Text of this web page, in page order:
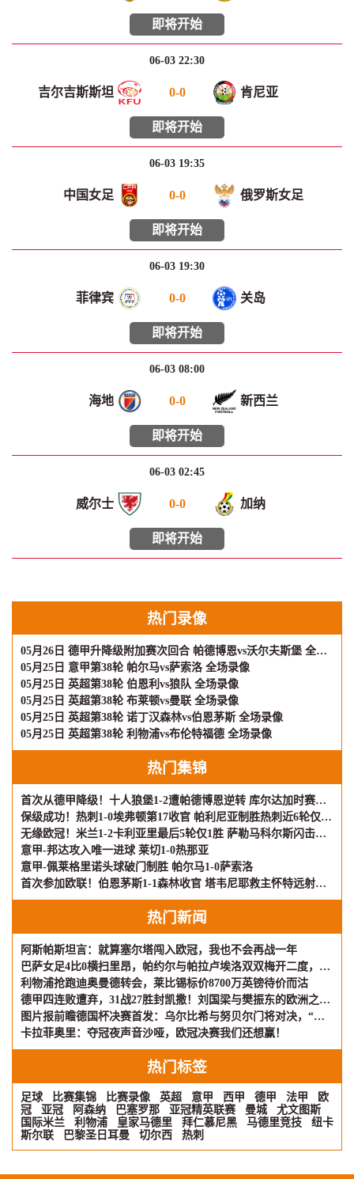
即将开始
06-03 22:30
吉尔吉斯斯坦 0-0 肯尼亚
即将开始
06-03 19:35
中国女足 0-0 俄罗斯女足
即将开始
06-03 19:30
菲律宾 0-0 关岛
即将开始
06-03 08:00
海地 0-0 新西兰
即将开始
06-03 02:45
威尔士 0-0 加纳
即将开始
热门录像
05月26日 德甲升降级附加赛次回合 帕德博恩vs沃尔夫斯堡 全场录像
05月25日 意甲第38轮 帕尔马vs萨索洛 全场录像
05月25日 英超第38轮 伯恩利vs狼队 全场录像
05月25日 英超第38轮 布莱顿vs曼联 全场录像
05月25日 英超第38轮 诺丁汉森林vs伯恩茅斯 全场录像
05月25日 英超第38轮 利物浦vs布伦特福德 全场录像
热门集锦
首次从德甲降级！十人狼堡1-2遭帕德博恩逆转 库尔达加时赛制胜
保级成功！热刺1-0埃弗顿第17收官 帕利尼亚制胜热刺近6轮仅1负
无缘欧冠！米兰1-2卡利亚里最后5轮仅1胜 萨勒马科尔斯闪击难救主
意甲-邦达攻入唯一进球 莱切1-0热那亚
意甲-佩莱格里诺头球破门制胜 帕尔马1-0萨索洛
首次参加欧联！伯恩茅斯1-1森林收官 塔韦尼耶救主怀特远射破门
热门新闻
阿斯帕斯坦言：就算塞尔塔闯入欧冠，我也不会再战一年
巴萨女足4比0横扫里昂，帕约尔与帕拉卢埃洛双双梅开二度，重夺欧冠
利物浦抢跑迪奥曼德转会，莱比锡标价8700万英镑待价而沽
德甲四连败遭弃，31战27胜封凯撒！刘国梁与樊振东的欧洲之旅，差距何在？
图片报前瞻德国杯决赛首发：乌尔比希与努贝尔门将对决，“凯迪拉克”或成变数
卡拉菲奥里：夺冠夜声音沙哑，欧冠决赛我们还想赢！
热门标签
足球 比赛集锦 比赛录像 英超 意甲 西甲 德甲 法甲
欧
冠
亚冠 阿森纳 巴塞罗那 亚冠精英联赛 曼城
尤文图斯
国际米兰
利物浦 皇家马德里 拜仁慕尼黑 马德里竞技
纽卡
斯尔联
巴黎圣日耳曼 切尔西 热刺